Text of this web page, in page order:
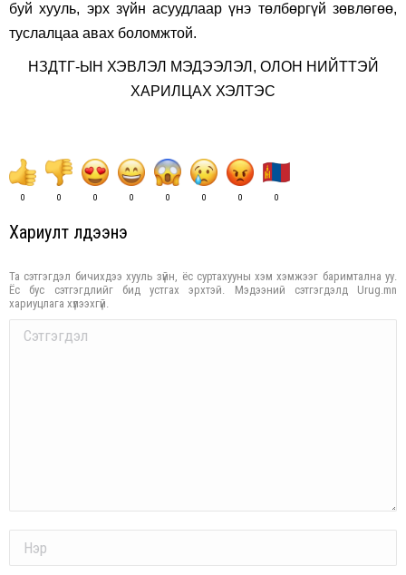
буй хууль, эрх зүйн асуудлаар үнэ төлбөргүй зөвлөгөө,
туслалцаа авах боломжтой.
НЗДТГ-ЫН ХЭВЛЭЛ МЭДЭЭЛЭЛ, ОЛОН НИЙТТЭЙ
ХАРИЛЦАХ ХЭЛТЭС
0 0 0 0 0 0 0 0
Хариулт үлдээнэ үү
Та сэтгэгдэл бичихдээ хууль зүйн, ёс суртахууны хэм хэмжээг баримтална уу.
Ёс бус сэтгэгдлийг бид устгах эрхтэй. Мэдээний сэтгэгдэлд Urug.mn
хариуцлага хүлээхгүй.
Comment